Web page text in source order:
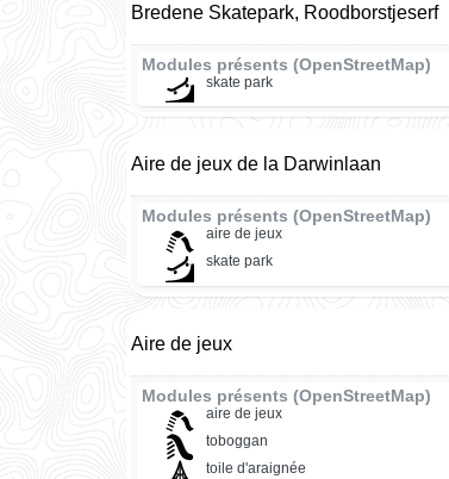
Bredene Skatepark, Roodborstjeserf
Modules présents (OpenStreetMap)
skate park
Aire de jeux de la Darwinlaan
Modules présents (OpenStreetMap)
aire de jeux
skate park
Aire de jeux
Modules présents (OpenStreetMap)
aire de jeux
toboggan
toile d'araignée